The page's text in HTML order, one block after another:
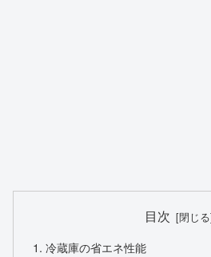
目次
冷蔵庫の省エネ性能